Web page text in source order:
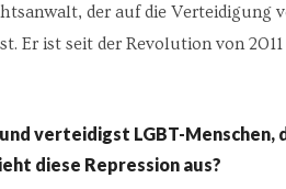
der auf die Verteidigung
Er ist seit der Revolution von
verteidigst LGBT-Menschen,
diese Repression aus?